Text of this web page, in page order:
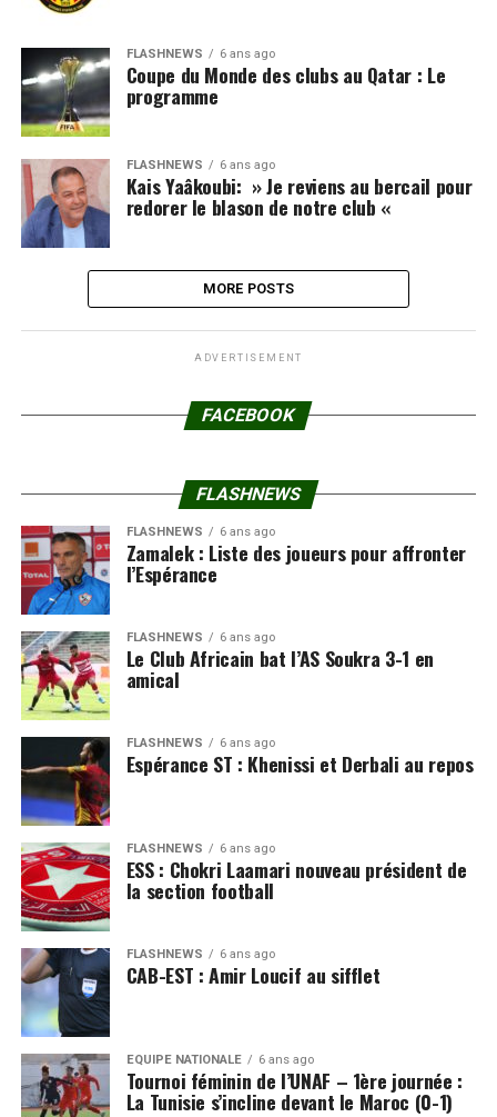
FLASHNEWS 6 ans ago
Coupe du Monde des clubs au Qatar : Le
programme
FLASHNEWS 6 ans ago
Kais Yaâkoubi: » Je reviens au bercail pour
redorer le blason de notre club «
MORE POSTS
ADVERTISEMENT
FACEBOOK
FLASHNEWS
FLASHNEWS 6 ans ago
Zamalek : Liste des joueurs pour affronter
l’Espérance
FLASHNEWS 6 ans ago
Le Club Africain bat l’AS Soukra 3-1 en
amical
FLASHNEWS 6 ans ago
Espérance ST : Khenissi et Derbali au repos
FLASHNEWS 6 ans ago
ESS : Chokri Laamari nouveau président de
la section football
FLASHNEWS 6 ans ago
CAB-EST : Amir Loucif au sifflet
EQUIPE NATIONALE 6 ans ago
Tournoi féminin de l’UNAF – 1ère journée :
La Tunisie s’incline devant le Maroc (0-1)